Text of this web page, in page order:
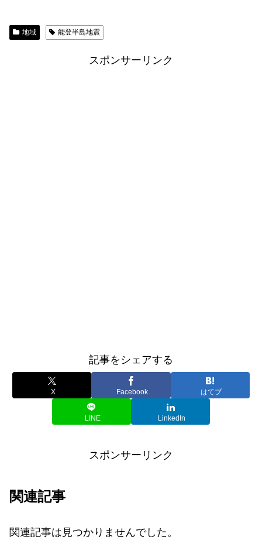
地域 能登半島地震
スポンサーリンク
記事をシェアする
X Facebook はてブ
LINE LinkedIn
スポンサーリンク
関連記事
関連記事は見つかりませんでした。